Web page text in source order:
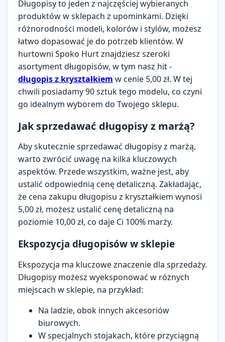
Zaloguj się
Załóż konto
KATEGORIE
Ładowanie…
Długopisy to jeden z najczęściej wybieranych
produktów w sklepach z upominkami. Dzięki
różnorodności modeli, kolorów i stylów, możesz
łatwo dopasować je do potrzeb klientów. W
hurtowni Spoko Hurt znajdziesz szeroki
asortyment długopisów, w tym nasz hit -
długopis z kryształkiem w cenie 5,00 zł. W tej
chwili posiadamy 90 sztuk tego modelu, co czyni
go idealnym wyborem do Twojego sklepu.
Jak sprzedawać długopisy z marżą?
Aby skutecznie sprzedawać długopisy z marżą,
warto zwrócić uwagę na kilka kluczowych
aspektów. Przede wszystkim, ważne jest, aby
ustalić odpowiednią cenę detaliczną. Zakładając,
że cena zakupu długopisu z kryształkiem wynosi
5,00 zł, możesz ustalić cenę detaliczną na
poziomie 10,00 zł, co daje Ci 100% marży.
Ekspozycja długopisów w sklepie
Ekspozycja ma kluczowe znaczenie dla sprzedaży.
Długopisy możesz wyeksponować w różnych
miejscach w sklepie, na przykład:
Na ladzie, obok innych akcesoriów
biurowych.
W specjalnych stojakach, które przyciągną